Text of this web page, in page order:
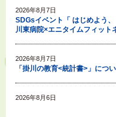
2026年8月7日
SDGsイベント「 はじめよう
川東病院×エニタイムフィット
2026年8月7日
「掛川の教育<統計書>」につ
2026年8月6日
令和８年度公民館等（大東北